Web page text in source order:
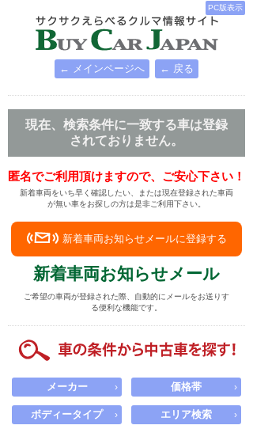
PC版表示
← メインページへ ← 戻る
現在、検索条件に一致する車は登録
されておりません。
匿名でご利用頂けますので、ご安心下さい！
新着車両をいち早く確認したい、または現在登録された車両
が無い車をお探しの方は是非ご利用下さい。
新着車両お知らせメールに登録する
新着車両お知らせメール
ご希望の車両が登録された際、自動的にメールをお送りす
る便利な機能です。
メーカー › 価格帯 ›
ボディータイプ › エリア検索 ›